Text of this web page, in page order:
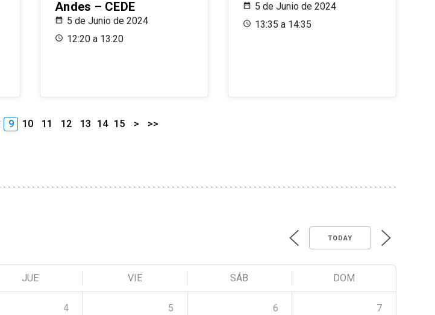
Andes – CEDE
5 de Junio de 2024
12:20 a 13:20
5 de Junio de 2024
13:35 a 14:35
9 10 11 12 13 14 15 > >>
TODAY
JUE VIE SÁB DOM
4 5 6 7